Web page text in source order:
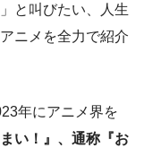
と叫びたい、人生
ニメを全力で紹介
年にアニメ界を
い！』、通称『お